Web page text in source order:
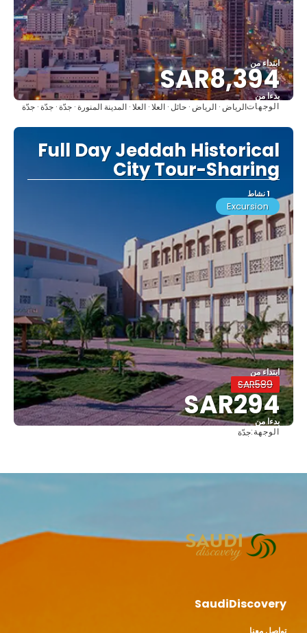
ابتداء من
SAR8,394
بدءا من
شاهد
الوجهاتالرياض · الرياض · حائل · العلا · العلا · المدينة المنورة · جدّة · جدّة · جدّة
Full Day Jeddah Historical
City Tour-Sharing
1 نشاط
Excursion
ابتداء من
SAR589
SAR294
بدءا من
الوجهة:جدّة
SaudiDiscovery
تواصل معنا